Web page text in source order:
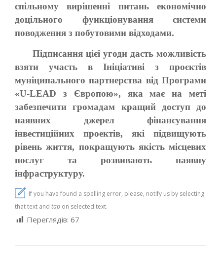
спільному вирішенні питань економічно
доцільного функціонування системи
поводження з побутовими відходами.
Підписання цієї угоди дасть можливість
взяти участь в Ініціативі з проєктів
муніципального партнерства від Програми
«U-LEAD з Європою», яка має на меті
забезпечити громадам кращий доступ до
наявних джерел фінансування
інвестиційних проектів, які підвищують
рівень життя, покращують якість місцевих
послуг та розвивають наявну
інфраструктуру.
If you have found a spelling error, please, notify us by selecting
that text and tap on selected text.
Переглядів: 67